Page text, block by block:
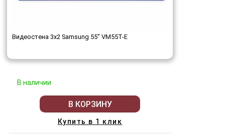
Видеостена 3x2 Samsung 55" VM55T-E
В наличии
В КОРЗИНУ
Купить в 1 клик